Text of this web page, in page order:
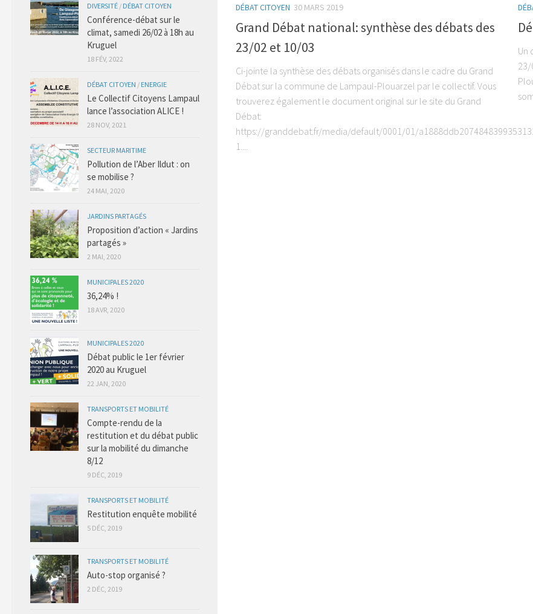
DÉBAT CITOYEN 30 MARS 2019
Grand Débat national: synthèse des débats des
23/02 et 10/03
Ci-jointe la synthèse des débats organisés dans le cadre du Grand
Débat sur la commune de Lampaul-Plouarzel par le collectif. Vous
trouverez également le document original sur le site du Grand
Débat:
https://granddebat.fr/media/default/0001/01/
1....
Un
23/
DIVERSITÉ / DÉBAT CITOYEN
Conférence-débat sur le
climat, samedi 26/02 à 18h au
Kruguel
18 FÉV, 2022
DÉBAT CITOYEN / ENERGIE
Le Collectif Citoyens Lampaul
lance l’association ALICE !
28 NOV, 2021
SECTEUR MARITIME
Pollution de l’Aber Ildut : on
se mobilise ?
24 MAI, 2020
JARDINS PARTAGÉS
Proposition d’action « Jardins
partagés »
2 MAI, 2020
MUNICIPALES 2020
36,24% !
18 AVR, 2020
MUNICIPALES 2020
Débat public le 1er février
2020 au Kruguel
22 JAN, 2020
TRANSPORTS ET MOBILITÉ
Compte-rendu de la
restitution et du débat public
sur la mobilité du dimanche
8/12
9 DÉC, 2019
TRANSPORTS ET MOBILITÉ
Restitution enquête mobilité
5 DÉC, 2019
TRANSPORTS ET MOBILITÉ
Auto-stop organisé ?
2 DÉC, 2019